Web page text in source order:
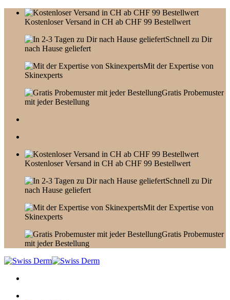
Skip
Kostenloser Versand in CH ab CHF 99 Bestellwert
Schnell zu Dir
nach Hause geliefert
Mit der Expertise von
Skinexperts
Gratis Probemuster
mit jeder Bestellung
Kostenloser Versand in CH ab CHF 99 Bestellwert
Schnell zu Dir
nach Hause geliefert
Mit der Expertise von
Skinexperts
Gratis Probemuster
mit jeder Bestellung